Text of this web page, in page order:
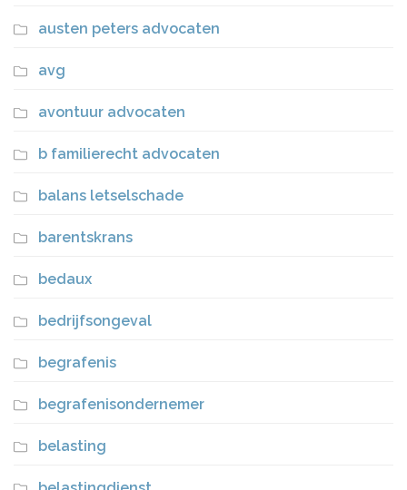
austen peters advocaten
avg
avontuur advocaten
b familierecht advocaten
balans letselschade
barentskrans
bedaux
bedrijfsongeval
begrafenis
begrafenisondernemer
belasting